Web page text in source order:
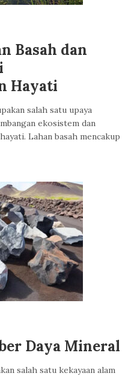
Basah dan
Hayati
salah satu upaya
ekosistem dan
Lahan basah mencakup
Daya Mineral
salah satu kekayaan alam